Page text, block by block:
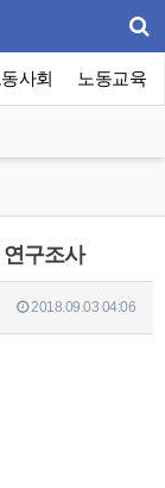
사회 노동교육
구조사
2018.09.03 04:06